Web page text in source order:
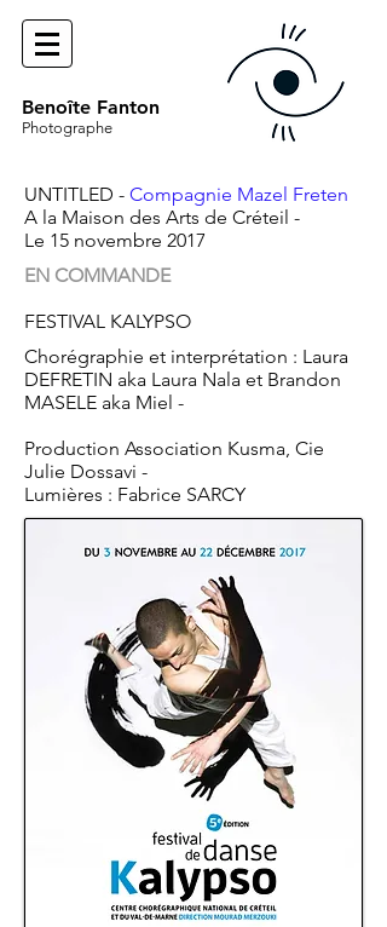
Benoîte Fanton
Photographe
UNTITLED - Compagnie Mazel Freten
A la Maison des Arts de Créteil -
Le 15 novembre 2017
EN COMMANDE
FESTIVAL KALYPSO
Chorégraphie et interprétation : Laura
DEFRETIN aka Laura Nala et Brandon
MASELE aka Miel -
Production Association Kusma, Cie
Julie Dossavi -
Lumières : Fabrice SARCY